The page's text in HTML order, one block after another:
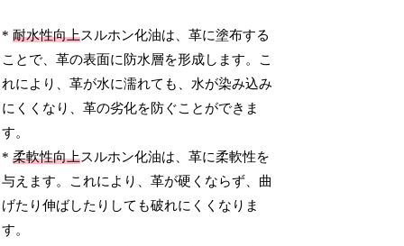
*耐水性向上スルホン化油は、革に塗布する
ことで、革の表面に防水層を形成します。こ
れにより、革が水に濡れても、水が染み込み
にくくなり、革の劣化を防ぐことができま
す。
*柔軟性向上スルホン化油は、革に柔軟性を
与えます。これにより、革が硬くならず、曲
げたり伸ばしたりしても破れにくくなりま
す。